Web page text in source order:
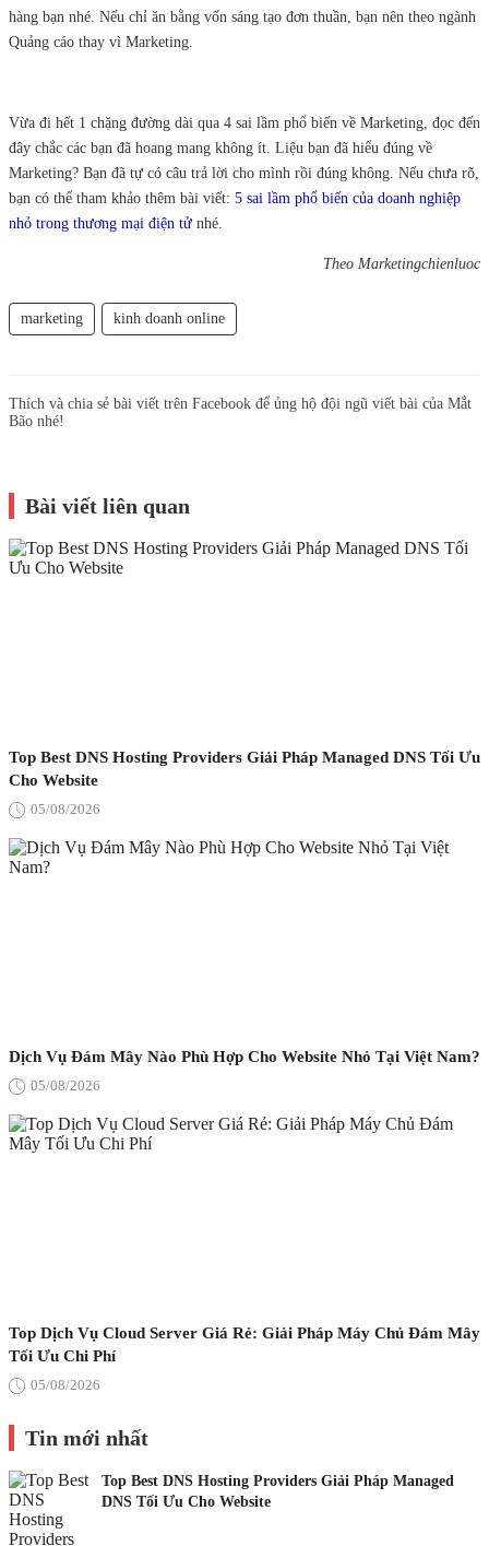
hàng bạn nhé. Nếu chỉ ăn bằng vốn sáng tạo đơn thuần, bạn nên theo ngành
Quảng cáo thay vì Marketing.
Vừa đi hết 1 chặng đường dài qua 4 sai lầm phổ biến về Marketing, đọc đến
đây chắc các bạn đã hoang mang không ít. Liệu bạn đã hiểu đúng về
Marketing? Bạn đã tự có câu trả lời cho mình rồi đúng không. Nếu chưa rõ,
bạn có thể tham khảo thêm bài viết: 5 sai lầm phổ biến của doanh nghiệp
nhỏ trong thương mại điện tử nhé.
Theo Marketingchienluoc
marketing kinh doanh online
Thích và chia sẻ bài viết trên Facebook để ủng hộ đội ngũ viết bài của Mắt
Bão nhé!
Bài viết liên quan
Top Best DNS Hosting Providers Giải Pháp Managed DNS Tối Ưu
Cho Website
05/08/2026
Dịch Vụ Đám Mây Nào Phù Hợp Cho Website Nhỏ Tại Việt Nam?
05/08/2026
Top Dịch Vụ Cloud Server Giá Rẻ: Giải Pháp Máy Chủ Đám Mây
Tối Ưu Chi Phí
05/08/2026
Tin mới nhất
Top Best DNS Hosting Providers Giải Pháp Managed
DNS Tối Ưu Cho Website